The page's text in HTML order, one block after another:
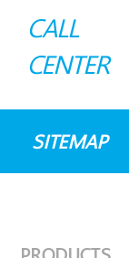
CALL
CENTER
SITEMAP